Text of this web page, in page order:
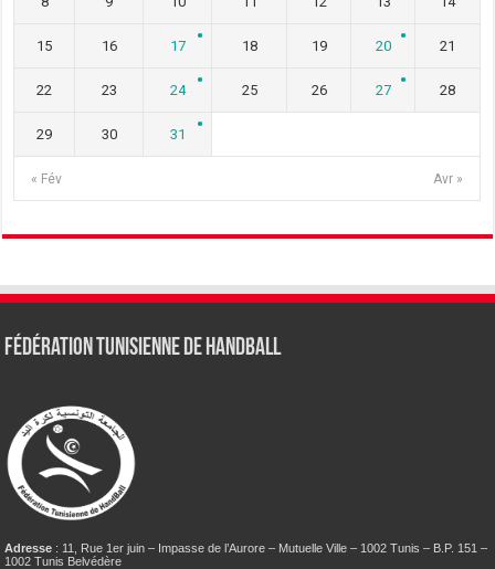
« Fév Avr »
15 16 17 18 19 20 21
22 23 24 25 26 27 28
29 30 31
Fédération tunisienne de Handball
Adresse : 11, Rue 1er juin – Impasse de l’Aurore – Mutuelle Ville – 1002 Tunis – B.P. 151 –
1002 Tunis Belvédère